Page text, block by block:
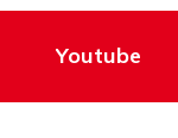
Youtube